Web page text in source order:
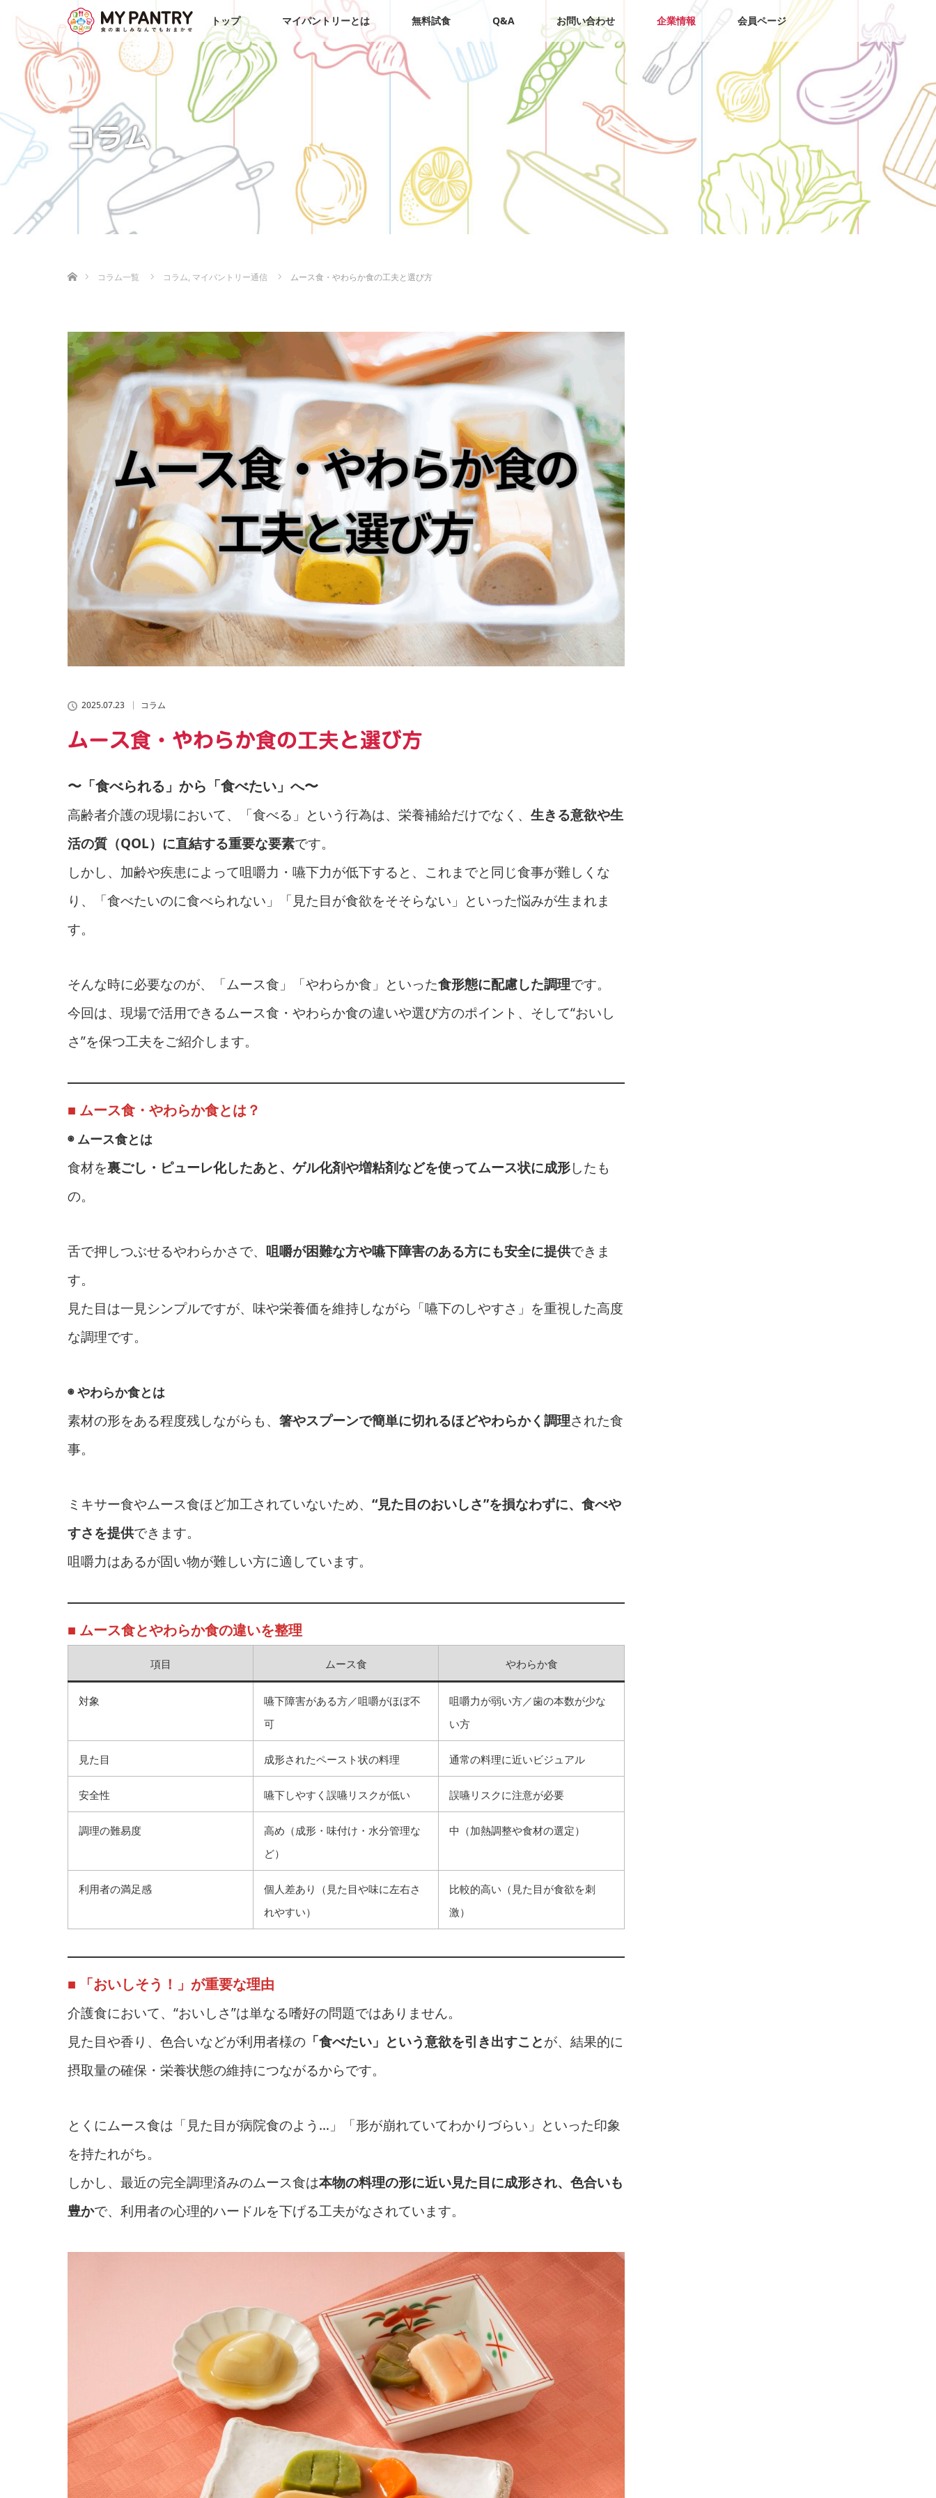
トップ マイパントリーとは 無料試食 Q&A お問い合わせ 企業情報 会員ページ
コラム
コラム一覧
コラム, マイパントリー通信 ムース食・やわらか食の工夫と選び方
2025.07.23 コラム
ムース食・やわらか食の工夫と選び方
〜「食べられる」から「食べたい」へ〜
高齢者介護の現場において、「食べる」という行為は、栄養補給だけでなく、 生きる意欲や生
活の質（QOL）に直結する重要な要素です。
しかし、加齢や疾患によって咀嚼力・嚥下力が低下すると、これまでと同じ食事が難しくな
り、「食べたいのに食べられない」「見た目が食欲をそそらない」といった悩みが生まれま
す。
そんな時に必要なのが、「ムース食」「やわらか食」といった食形態に配慮した調理です。
今回は、現場で活用できるムース食・やわらか食の違いや選び方のポイント、そして“おいし
さ”を保つ工夫をご紹介します。
■ ムース食・やわらか食とは？
◉ ムース食とは
食材を裏ごし・ピューレ化したあと、ゲル化剤や増粘剤などを使ってムース状に成形したも
の。
舌で押しつぶせるやわらかさで、 咀嚼が困難な方や嚥下障害のある方にも安全に提供できま
す。
見た目は一見シンプルですが、味や栄養価を維持しながら「嚥下のしやすさ」を重視した高度
な調理です。
◉ やわらか食とは
素材の形をある程度残しながらも、 箸やスプーンで簡単に切れるほどやわらかく調理された食
事。
ミキサー食やムース食ほど加工されていないため、 “見た目のおいしさ”を損なわずに、食べや
すさを提供できます。
咀嚼力はあるが固い物が難しい方に適しています。
■ ムース食とやわらか食の違いを整理
項目 ムース食 やわらか食
対象
嚥下障害がある方／咀嚼がほぼ不
可
咀嚼力が弱い方／歯の本数が少な
い方
見た目 成形されたペースト状の料理 通常の料理に近いビジュアル
安全性 嚥下しやすく誤嚥リスクが低い 誤嚥リスクに注意が必要
調理の難易度
高め（成形・味付け・水分管理な
ど）
中（加熱調整や食材の選定）
利用者の満足感
個人差あり（見た目や味に左右さ
れやすい）
比較的高い（見た目が食欲を刺
激）
■ 「おいしそう！」が重要な理由
介護食において、“おいしさ”は単なる嗜好の問題ではありません。
見た目や香り、色合いなどが利用者様の 「食べたい」という意欲を引き出すことが、結果的に
摂取量の確保・栄養状態の維持につながるからです。
とくにムース食は「見た目が病院食のよう…」「形が崩れていてわかりづらい」といった印象
を持たれがち。
しかし、最近の完全調理済みのムース食は本物の料理の形に近い見た目に成形され、色合いも
豊かで、利用者の心理的ハードルを下げる工夫がなされています。